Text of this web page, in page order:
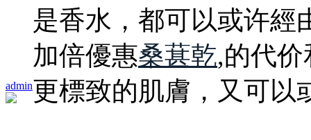
admin
是香水，都可以或许經
加倍優惠桑葚乾,的代
更標致的肌膚，又可以